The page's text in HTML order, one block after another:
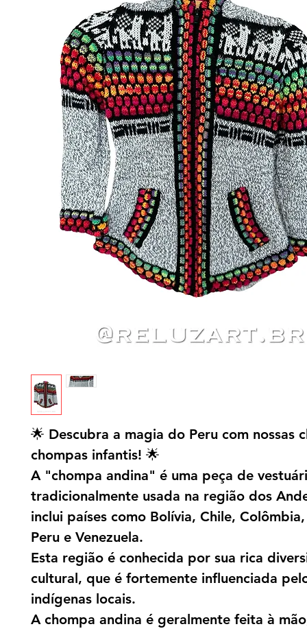
🌟 Descubra a magia do Peru com nossas
chompas infantis! 🌟
A "chompa andina" é uma peça de
tradicionalmente usada na região dos
inclui países como Bolívia, Chile,
Peru e Venezuela.
Esta região é conhecida por sua rica
cultural, que é fortemente influenciada
indígenas locais.
A chompa andina é geralmente feita à